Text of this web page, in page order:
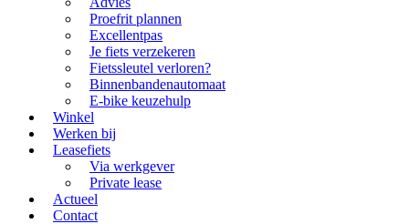
Proefrit plannen
Excellentpas
Je fiets verzekeren
Fietssleutel verloren?
Binnenbandenautomaat
E-bike keuzehulp
Winkel
Werken bij
Leasefiets
Via werkgever
Private lease
Actueel
Contact